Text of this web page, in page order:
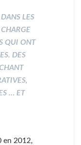
LES
QUI ONT
DES
… ET
en 2012,